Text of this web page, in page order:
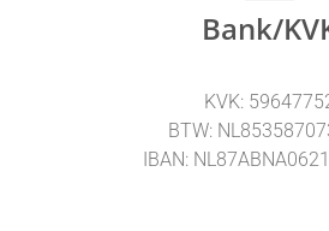
Bank/
KVK:
BTW:
IBAN: